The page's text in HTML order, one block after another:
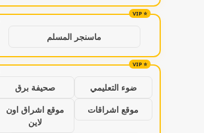
ماسنجر المسلم
ضوء التعليمي
صحيفة برق
موقع اشراقات
موقع اشراق اون
لاين